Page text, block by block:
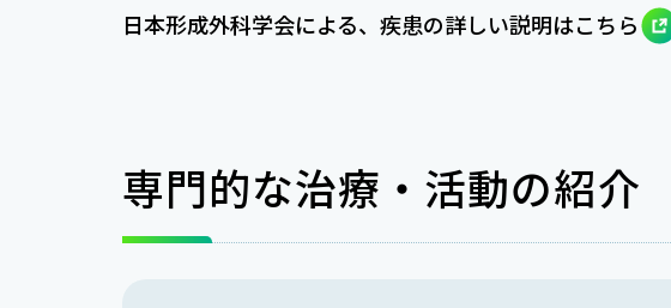
日本形成外科学会による、疾患の詳しい説明はこちら
専門的な治療・活動の紹介